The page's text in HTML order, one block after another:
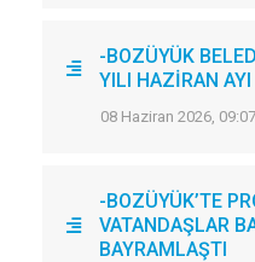
-BOZÜYÜK
YILI HAZİRAN
08 Haziran 2026, 09:07
-BOZÜYÜK’TE
VATANDAŞLAR
BAYRAMLAŞTI